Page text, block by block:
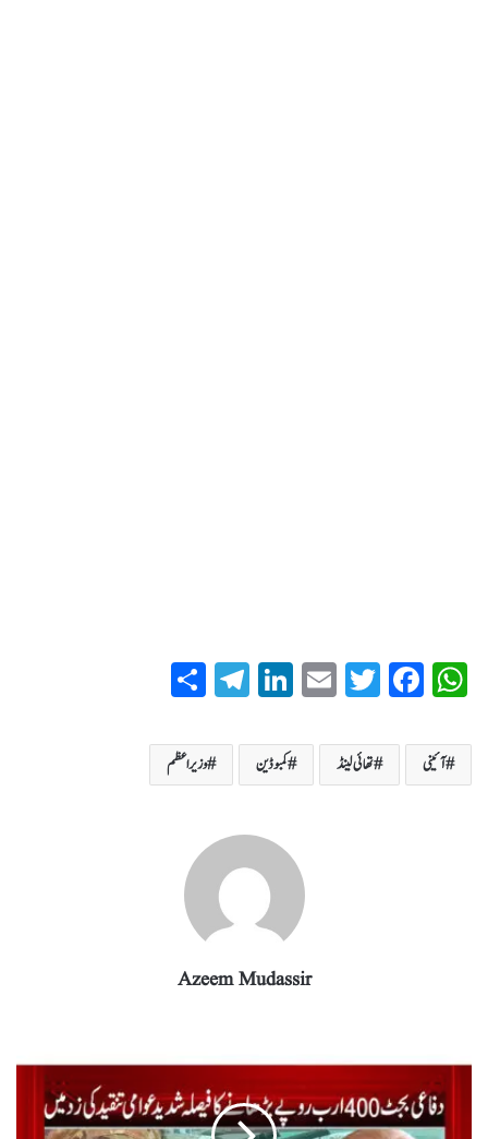
W
ha
ts
A
Fa
ce
bo
ok
T
wi
tte
r
E
m
ail
Li
nk
ed
In
T
el
eg
ra
re آئینی تھائی لینڈ کمبوڈین وزیراعظم
Azeem Mudassir